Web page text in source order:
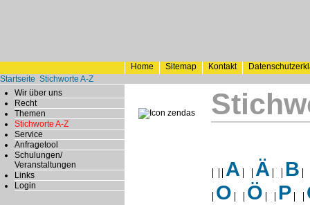
Home Sitemap Kontakt
Startseite Stichworte A-Z
Wir über uns
Recht
Themen
Stichworte A-Z
Service
Anfragetool
Schulungen/
Veranstaltungen
Links
Login
A Ä
B
O
Ö P